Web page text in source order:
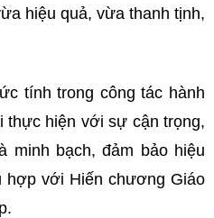
hiệu quả, vừa thanh tịnh,
tính trong công tác hành
thực hiện với sự cận trọng,
minh bạch, đảm bảo hiệu
hợp với Hiến chương Giáo